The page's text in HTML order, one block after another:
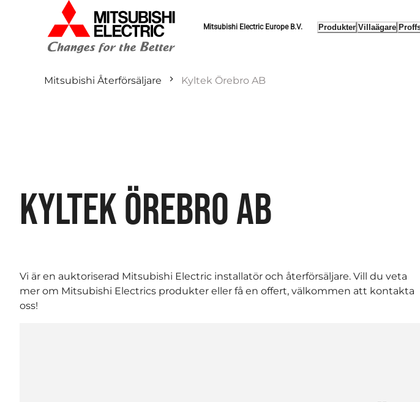
Mitsubishi Electric Europe B.V. Produkter Villaägare
Mitsubishi Återförsäljare Kyltek Örebro AB
KYLTEK ÖREBRO AB
Vi är en auktoriserad Mitsubishi Electric installatör och återförsäljare. Vill du veta
mer om Mitsubishi Electrics produkter eller få en offert, välkommen att kontakta
oss!